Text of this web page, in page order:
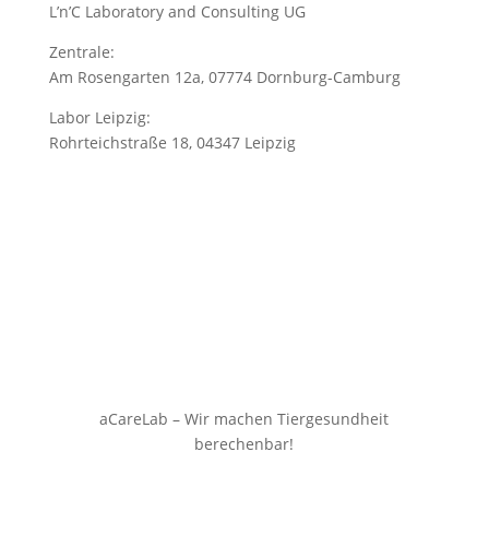
L’n’C Laboratory and Consulting UG
Zentrale:
Am Rosengarten 12a, 07774 Dornburg-Camburg
Labor Leipzig:
Rohrteichstraße 18, 04347 Leipzig
aCareLab – Wir machen Tiergesundheit
berechenbar!